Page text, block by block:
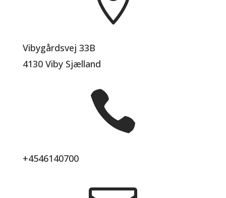
Vibygårdsvej 33B
4130 Viby Sjælland

+4546140700